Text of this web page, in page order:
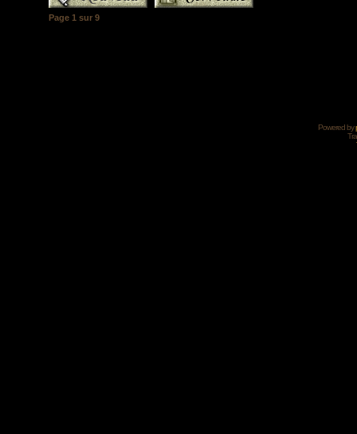
Page 1 sur 9
Powered by